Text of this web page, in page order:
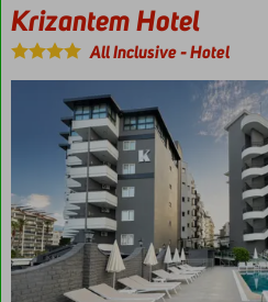
Krizantem Hotel
All Inclusive-Hotel